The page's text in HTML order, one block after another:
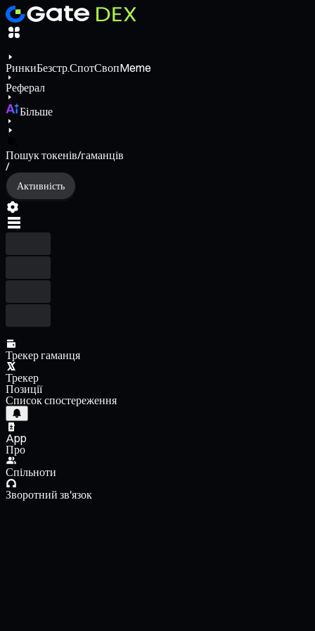
РинкиБезстр.СпотСвопMeme
Реферал
Більше
Пошук токенів/гаманців
/
Активність
Трекер гаманця
Трекер
Позиції
Список спостереження
App
Про
Спільноти
Зворотний зв'язок